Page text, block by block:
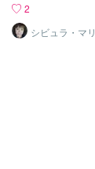
2
シビュラ・マリ